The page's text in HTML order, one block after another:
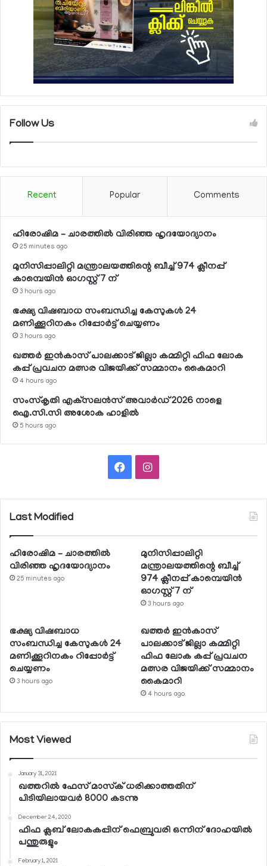
Follow Us
Recent Popular Comments
ഹിരോഷിമ – ചാരത്തിൽ വിരിഞ്ഞ ഹൃദയോദ്യാനം
25 minutes ago
മുനിസിപ്പാലിറ്റി മന്ത്രാലയത്തിന്റെ ബീച്ച് 974 ക്ലീനപ്പ്
കാമ്പെയിന്‍ ഓഗസ്റ്റ് 7 ന്
3 hours ago
ഭക്ഷ്യ വിഷബാധ സംബന്ധിച്ച കേസുകള്‍ 24
മണിക്കൂറിനകം റിപ്പോര്‍ട്ട് ചെയ്യണം
3 hours ago
ഖത്തര്‍ ഇന്‍കാസ് പാലക്കാട് ജില്ലാ കമ്മിറ്റി ഫിഫ ലോക
കപ്പ് പ്രവചന മത്സര വിജയിക്ക് സമ്മാനം കൈമാറി
4 hours ago
സംസ്‌കൃതി എക്‌സലന്‍സ് അവാര്‍ഡ് 2026 നാളെ
ഐ.സി.സി അശോക ഹാളില്‍
5 hours ago
FacebookInstagram
Last Modified
ഹിരോഷിമ – ചാരത്തിൽ
വിരിഞ്ഞ ഹൃദയോദ്യാനം
25 minutes ago
മുനിസിപ്പാലിറ്റി
മന്ത്രാലയത്തിന്റെ ബീച്ച്
974 ക്ലീനപ്പ് കാമ്പെയിന്‍
ഓഗസ്റ്റ് 7 ന്
3 hours ago
ഭക്ഷ്യ വിഷബാധ
സംബന്ധിച്ച കേസുകള്‍ 24
മണിക്കൂറിനകം റിപ്പോര്‍ട്ട്
ചെയ്യണം
3 hours ago
ഖത്തര്‍ ഇന്‍കാസ്
പാലക്കാട് ജില്ലാ കമ്മിറ്റി
ഫിഫ ലോക കപ്പ് പ്രവചന
മത്സര വിജയിക്ക് സമ്മാനം
കൈമാറി
4 hours ago
Most Viewed
January 31, 2021
ഖത്തറില്‍ ഫേസ് മാസ്‌ക് ധരിക്കാത്തതിന്
പിടിയിലായവര്‍ 8000 കടന്നു
December 24, 2020
ഫിഫ ക്ലബ് ലോകകപ്പിന് ഫെബ്രുവരി ഒന്നിന് ദോഹയില്‍
പന്തുരുളും
February 1, 2021